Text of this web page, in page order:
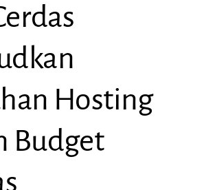
Hosting
Budget